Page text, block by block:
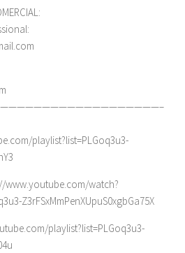
playlist?list=PLGoq3u3-
www.youtube.com/watch?
Z3rFSxMmPenXUpuS0xgbGa75X
playlist?list=PLGoq3u3-